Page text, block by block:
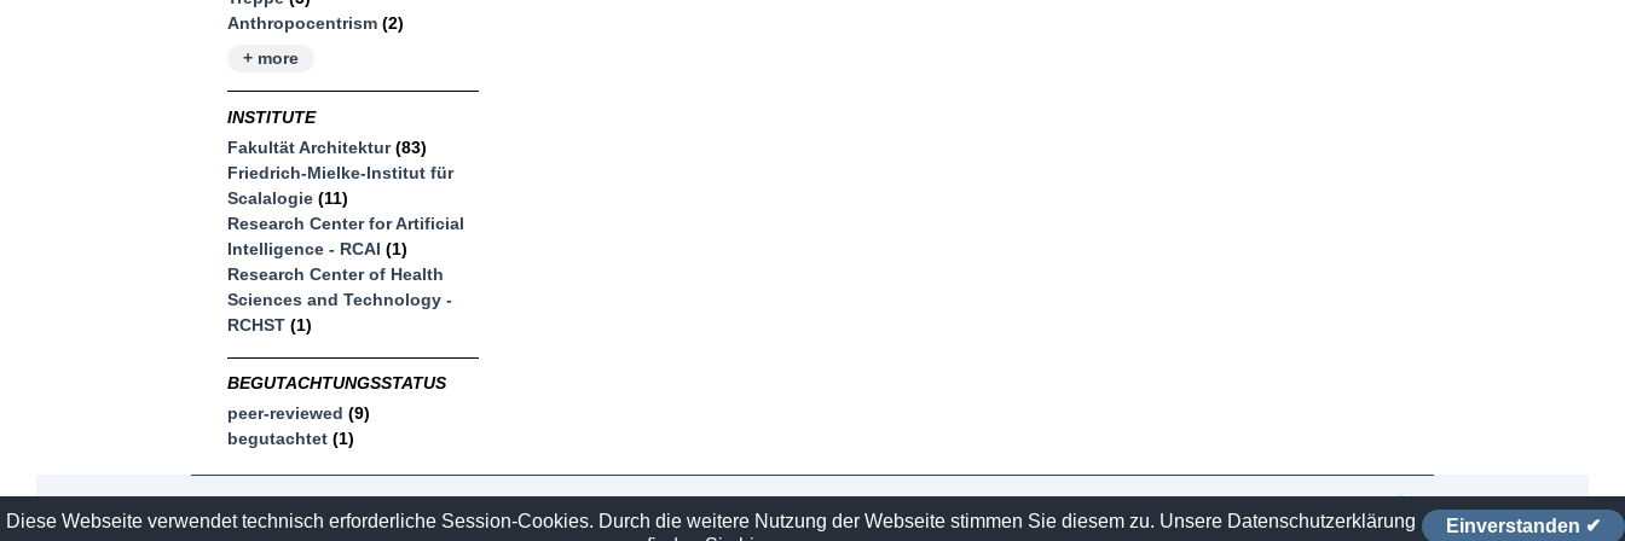
Anthropocentrism (2)
+ more
INSTITUTE
Fakultät Architektur(83)
Friedrich-Mielke-Institut für
Scalalogie (11)
Research Center for Artificial
Intelligence - RCAI (1)
Research Center of Health
Sciences and Technology -
RCHST (1)
BEGUTACHTUNGSSTATUS
peer-reviewed (9)
begutachtet (1)
Contact Imprint and Datasecure Sitelinks Einverstanden ✔
Diese Webseite verwendet technisch erforderliche Session-Cookies. Durch die weitere Nutzung der Webseite stimmen Sie diesem zu. Unsere Datenschutzerklärung